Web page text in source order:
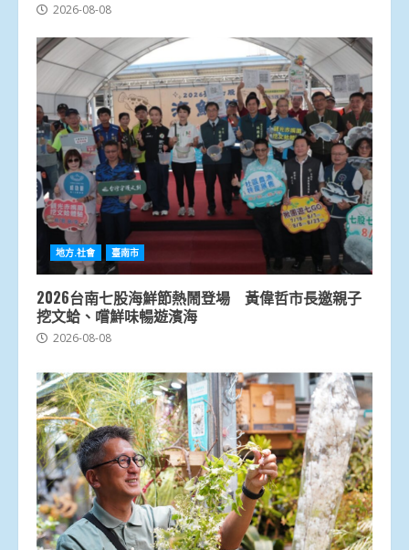
2026-08-08
地方.社會 臺南市
2026台南七股海鮮節熱鬧登場 黃偉哲市長邀親子
挖文蛤、嚐鮮味暢遊濱海
2026-08-08